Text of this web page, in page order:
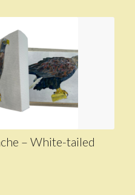
– White-tailed